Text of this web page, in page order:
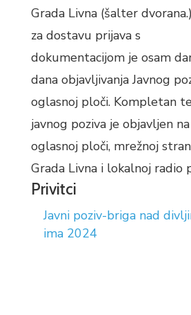
Grada Livna (šalter
za dostavu prijava s
dokumentacijom je osam
dana objavljivanja Javnog
oglasnoj ploči. Kompletan
javnog poziva je objavljen
oglasnoj ploči, mrežnoj
Grada Livna i lokalnoj radio
Privitci
Javni poziv-briga nad
ima 2024